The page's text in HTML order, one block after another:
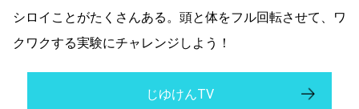
シロイことがたくさんある。頭と体をフル回転させて、ワ
クワクする実験にチャレンジしよう！
じゆけんTV